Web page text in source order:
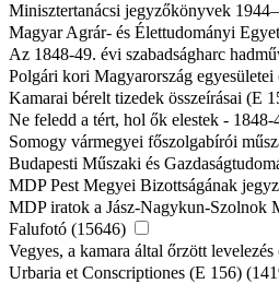
Minisztertanácsi jegyzőkönyvek
Magyar Agrár- és Élettudományi
Az 1848-49. évi szabadságharc
Polgári kori Magyarország egyesületei
Kamarai bérelt tizedek összeírásai (E
Ne feledd a tért, hol ők elestek - 1848-
Somogy vármegyei főszolgabírói
Budapesti Műszaki és
MDP Pest Megyei Bizottságának
MDP iratok a Jász-Nagykun-Szolnok
Falufotó (15646)
Vegyes, a kamara által őrzött
Urbaria et Conscriptiones (E 156)